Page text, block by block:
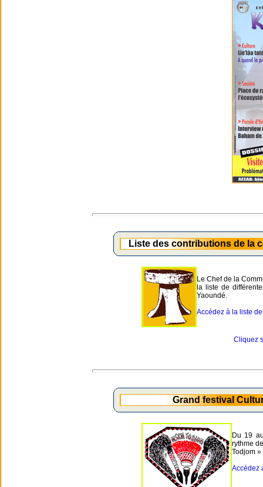
Liste des contributions de la
Le Chef de la
la liste de
Yaoundé.
Accédez à la liste
Cliquez
Grand festival
Du 19
rythme
Todjom »
Accédez